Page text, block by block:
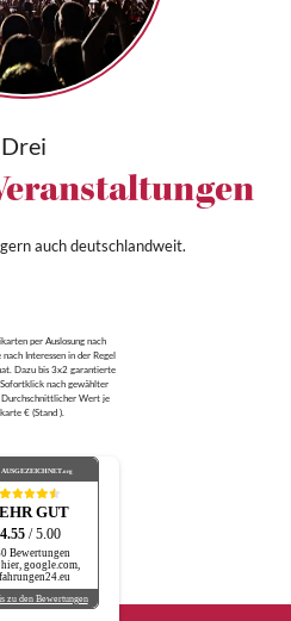
Drei
auch deutschlandweit.
per Auslosung nach
Interessen in der Regel
Dazu bis 3x2 garantierte
nach gewählter
Wert je
€ (Stand ).
AUSGEZEICHNET.org
GUT
4.55 / 5.00
Bewertungen
google.com,
zu den Bewertungen